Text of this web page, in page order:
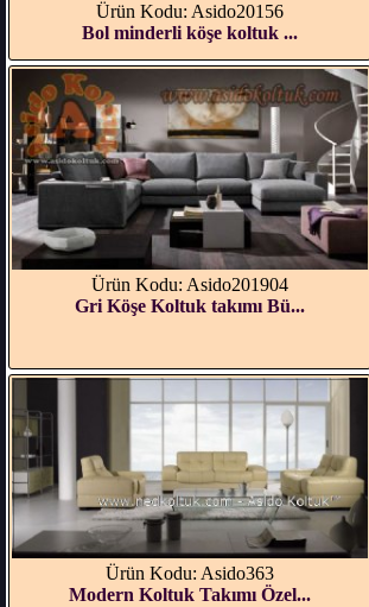
Ürün Kodu: Asido20156
Bol minderli köşe koltuk ...
Ürün Kodu: Asido201904
Gri Köşe Koltuk takımı Bü...
Ürün Kodu: Asido363
Modern Koltuk Takımı Özel...